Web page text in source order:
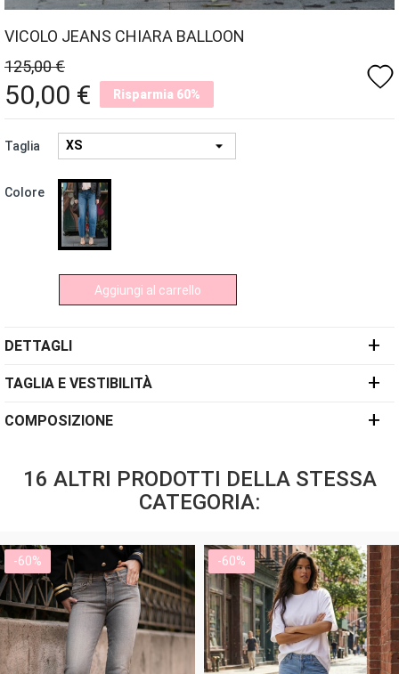
VICOLO JEANS CHIARA BALLOON
favorite
125,00 €
50,00 € Risparmia 60%
Taglia
Colore AZZURRO
Aggiungi al carrello
DETTAGLI +
TAGLIA E VESTIBILITÀ +
COMPOSIZIONE +
16 ALTRI PRODOTTI DELLA STESSA
CATEGORIA:
-60% -60%